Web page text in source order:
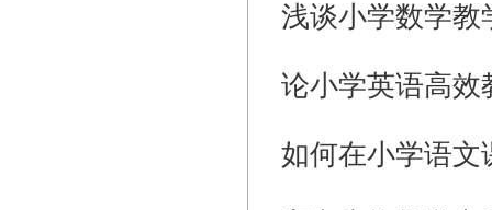
浅谈小学数学教
论小学英语高效
如何在小学语文